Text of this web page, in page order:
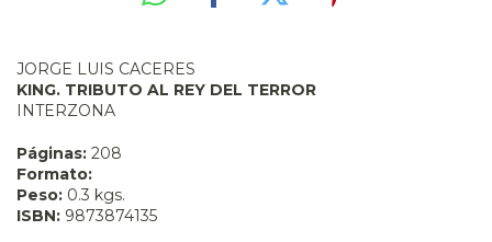
JORGE LUIS CACERES
KING. TRIBUTO AL REY DEL TERROR
INTERZONA
Páginas: 208
Formato:
Peso: 0.3 kgs.
ISBN: 9873874135